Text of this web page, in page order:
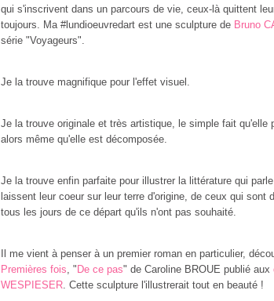
qui s'inscrivent dans un parcours de vie, ceux-là quittent
toujours. Ma #lundioeuvredart est une sculpture de Bruno
série "Voyageurs".
Je la trouve magnifique pour l'effet visuel.
Je la trouve originale et très artistique, le simple fait qu'elle
alors même qu'elle est décomposée.
Je la trouve enfin parfaite pour illustrer la littérature qui
laissent leur coeur sur leur terre d'origine, de ceux qui sont
tous les jours de ce départ qu'ils n'ont pas souhaité.
Il me vient à penser à un premier roman en particulier,
Premières fois, " De ce pas" de Caroline BROUE publié aux
WESPIESER. Cette sculpture l'illustrerait tout en beauté !